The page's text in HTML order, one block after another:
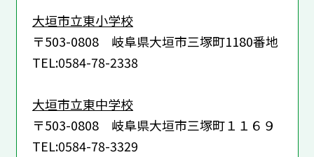
大垣市立東小学校
〒503-0808 岐阜県大垣市三塚町1180番地
TEL:0584-78-2338
大垣市立東中学校
〒503-0808 岐阜県大垣市三塚町１１６９
TEL:0584-78-3329